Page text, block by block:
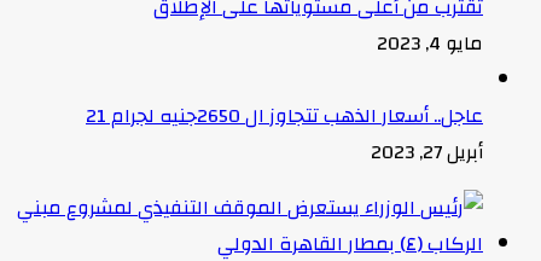
تقترب من أعلى مستوياتها على الإطلاق
مايو 4, 2023
عاجل.. أسعار الذهب تتجاوز ال 2650جنيه لجرام 21
أبريل 27, 2023